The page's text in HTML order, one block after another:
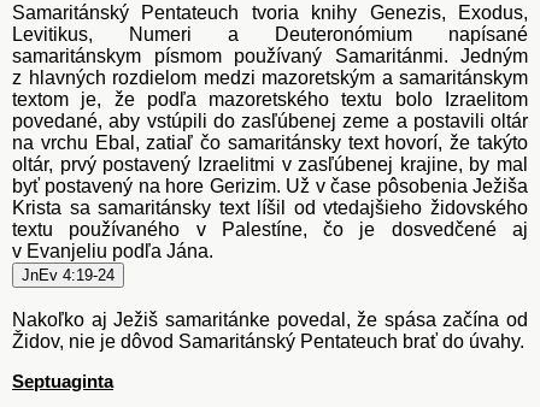
Samaritánský Pentateuch tvoria knihy Genezis, Exodus,
Levitikus, Numeri a Deuteronómium napísané
samaritánskym písmom používaný Samaritánmi. Jedným
z hlavných rozdielom medzi mazoretským a samaritánskym
textom je, že podľa mazoretského textu bolo Izraelitom
povedané, aby vstúpili do zasľúbenej zeme a postavili oltár
na vrchu Ebal, zatiaľ čo samaritánsky text hovorí, že takýto
oltár, prvý postavený Izraelitmi v zasľúbenej krajine, by mal
byť postavený na hore Gerizim. Už v čase pôsobenia Ježiša
Krista sa samaritánsky text líšil od vtedajšieho židovského
textu používaného v Palestíne, čo je dosvedčené aj
v Evanjeliu podľa Jána.
JnEv 4:19-24
Nakoľko aj Ježiš samaritánke povedal, že spása začína od
Židov, nie je dôvod Samaritánský Pentateuch brať do úvahy.
Septuaginta